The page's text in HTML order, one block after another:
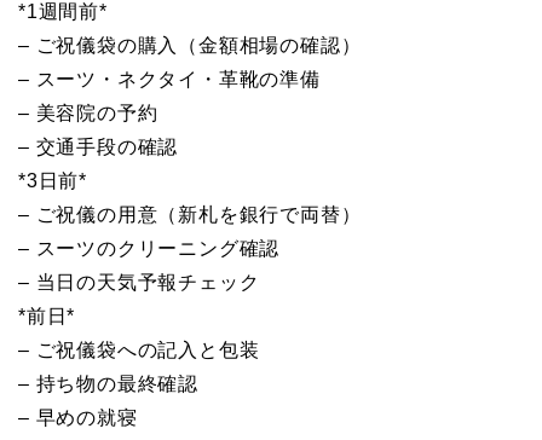
*1週間前*
– ご祝儀袋の購入（金額相場の確認）
– スーツ・ネクタイ・革靴の準備
– 美容院の予約
– 交通手段の確認
*3日前*
– ご祝儀の用意（新札を銀行で両替）
– スーツのクリーニング確認
– 当日の天気予報チェック
*前日*
– ご祝儀袋への記入と包装
– 持ち物の最終確認
– 早めの就寝